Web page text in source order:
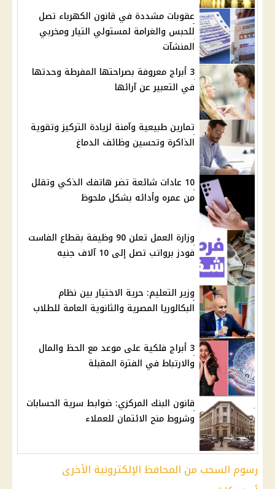
عقوبات مشددة في قانون الكهرباء تصل
للحبس والغرامة لمستولي التيار ومخربي
المنشآت
3 أبراج معروفة بصراحتها المفرطة وحدتها
في التعبير عن آرائها
تمارين طبيعية وآمنة لزيادة التركيز وتقوية
الذاكرة وتحسين وظائف الدماغ
10 عادات شائعة تضر هاتفك الذكي وتقلل
من عمره وأدائه بشكل ملحوظ
وزارة العمل تعلن 90 وظيفة بقطاع الفاست
فودز برواتب تصل إلى 10 آلاف جنيه
وزير التعليم: حرية الاختيار بين نظام
البكالوريا المصرية والثانوية العامة للطلاب
3 أبراج فلكية على موعد مع الحظ والمال
والارتباط في الفترة المقبلة
قانون البنك المركزي: ضوابط سرية الحسابات
وشروط منح الائتمان للعملاء
رسوم السحب من المحافظ الإلكترونية الأخرى